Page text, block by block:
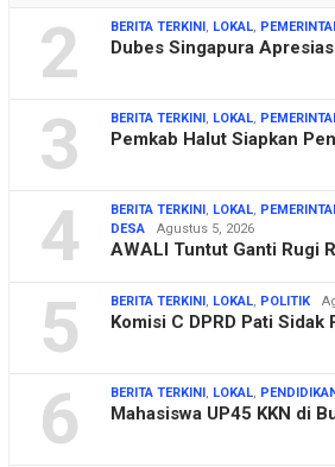
2 BERITA TERKINI , LOKAL,
Dubes Singapura
3 BERITA TERKINI , LOKAL,
Pemkab Halut Siapkan
4 BERITA TERKINI , LOKAL,
DESA
Agustus 5, 2026
AWALI Tuntut Ganti Rugi
5 BERITA TERKINI , LOKAL, POLITIK
Komisi C DPRD Pati
6 BERITA TERKINI , LOKAL, PENDIDIKAN
Mahasiswa UP45 KKN di